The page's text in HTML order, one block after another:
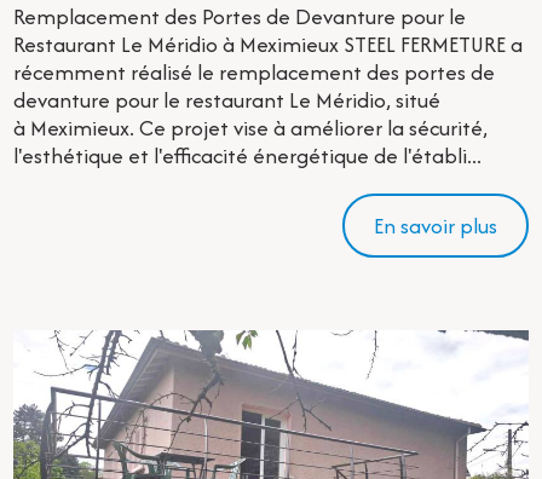
Remplacement des Portes de Devanture pour le
Restaurant Le Méridio à Meximieux STEEL FERMETURE a
récemment réalisé le remplacement des portes de
devanture pour le restaurant Le Méridio, situé
à Meximieux. Ce projet vise à améliorer la sécurité,
l'esthétique et l'efficacité énergétique de l'établi...
En savoir plus